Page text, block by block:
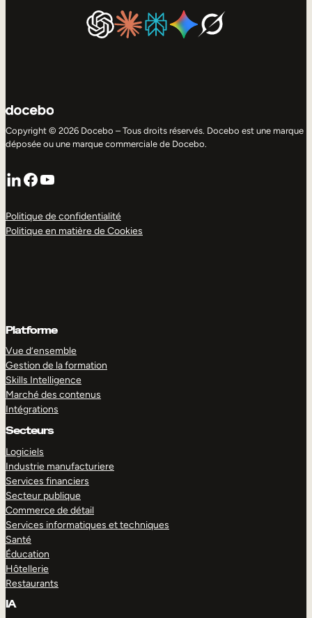
Copyright © 2026 Docebo – Tous droits réservés. Docebo est une marque
déposée ou une marque commerciale de Docebo.
LinkedIn
Facebook
YouTube
Politique de confidentialité
Politique en matière de Cookies
Platforme
Vue d’ensemble
Gestion de la formation
Skills Intelligence
Marché des contenus
Intégrations
Secteurs
Logiciels
Industrie manufacturiere
Services financiers
Secteur publique
Commerce de détail
Services informatiques et techniques
Santé
Éducation
Hôtellerie
Restaurants
IA